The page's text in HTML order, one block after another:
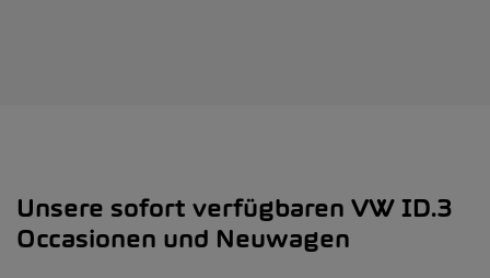
Unsere sofort verfügbaren VW ID.3
Occasionen und Neuwagen